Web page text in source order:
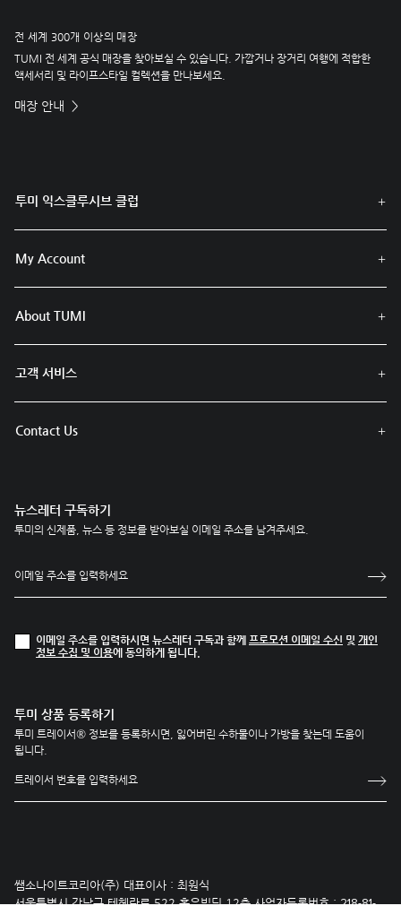
전 세계 300개 이상의 매장
TUMI 전 세계 공식 매장을 찾아보실 수 있습니다. 가깝거나 장거리 여행에 적합한
액세서리 및 라이프스타일 컬렉션을 만나보세요.
매장 안내
투미 익스클루시브 클럽
My Account
About TUMI
고객 서비스
Contact Us
뉴스레터 구독하기
투미의 신제품, 뉴스 등 정보를 받아보실 이메일 주소를 남겨주세요.
이메일 주소를 입력하시면 뉴스레터 구독과 함께 프로모션 이메일 수신 및 개인
정보 수집 및 이용에 동의하게 됩니다.
투미 상품 등록하기
투미 트레이서® 정보를 등록하시면, 잃어버린 수하물이나 가방을 찾는데 도움이
됩니다.
쌤소나이트코리아(주) 대표이사 : 최원식
서울특별시 강남구 테헤란로 522 홍우빌딩 12층 사업자등록번호 :218-81-